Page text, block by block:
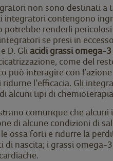
non sono destinati a
integratori contengono
potrebbe renderli
se presi in
D. Gli acidi grassi omega-3
come del
può interagire con
l’efficacia. Gli
alcuni tipi di
comunque che
di alcune condizioni di
ossa forti e ridurre la
nascita; i grassi omega-